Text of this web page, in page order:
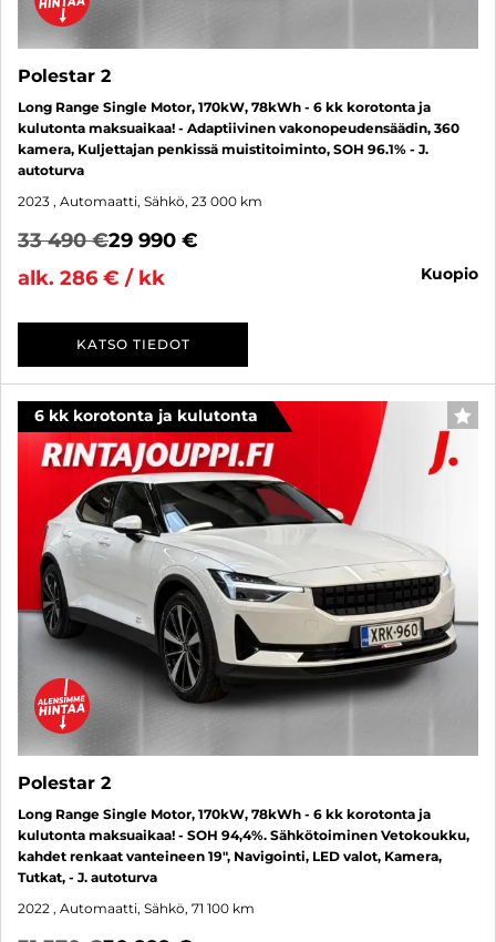
Polestar 2
Long Range Single Motor, 170kW, 78kWh - 6 kk korotonta ja
kulutonta maksuaikaa! - Adaptiivinen vakonopeudensäädin, 360
kamera, Kuljettajan penkissä muistitoiminto, SOH 96.1% - J.
autoturva
2023 , Automaatti, Sähkö, 23 000 km
33 490 €29 990 €
alk. 286 € / kk
kuopio
KATSO TIEDOT
6 kk korotonta ja kulutonta
Polestar 2
Long Range Single Motor, 170kW, 78kWh - 6 kk korotonta ja
kulutonta maksuaikaa! - SOH 94,4%. Sähkötoiminen Vetokoukku,
kahdet renkaat vanteineen 19", Navigointi, LED valot, Kamera,
Tutkat, - J. autoturva
2022 , Automaatti, Sähkö, 71 100 km